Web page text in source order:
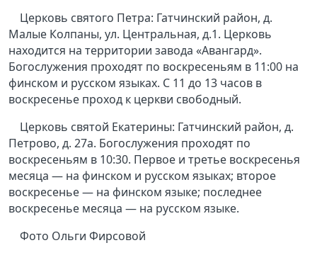
Церковь святого Петра: Гатчинский район, д.
Малые Колпаны, ул. Центральная, д.1. Церковь
находится на территории завода «Авангард».
Богослужения проходят по воскресеньям в 11:00 на
финском и русском языках. С 11 до 13 часов в
воскресенье проход к церкви свободный.
Церковь святой Екатерины: Гатчинский район, д.
Петрово, д. 27а. Богослужения проходят по
воскресеньям в 10:30. Первое и третье воскресенья
месяца — на финском и русском языках; второе
воскресенье — на финском языке; последнее
воскресенье месяца — на русском языке.
Фото Ольги Фирсовой